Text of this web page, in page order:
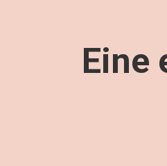
Eine